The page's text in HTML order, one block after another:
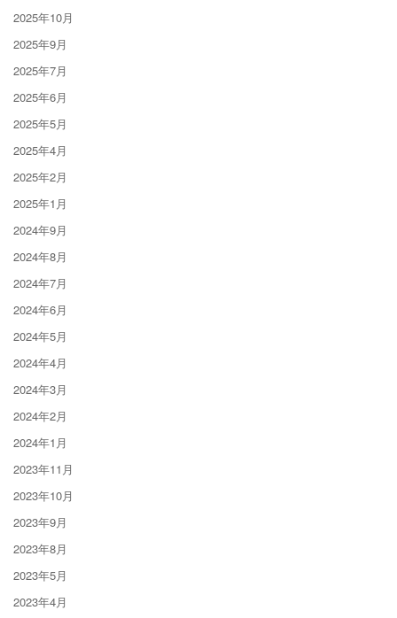
2025年10月
2025年9月
2025年7月
2025年6月
2025年5月
2025年4月
2025年2月
2025年1月
2024年9月
2024年8月
2024年7月
2024年6月
2024年5月
2024年4月
2024年3月
2024年2月
2024年1月
2023年11月
2023年10月
2023年9月
2023年8月
2023年5月
2023年4月